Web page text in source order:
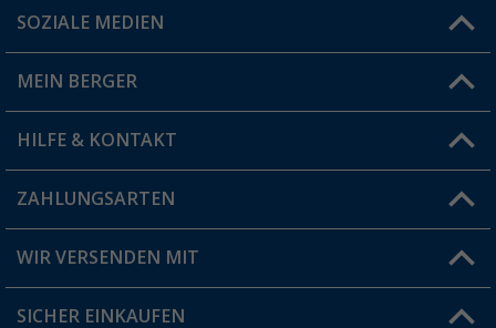
Du hast eine Frage?
Filiale finden
SOZIALE MEDIEN
MEIN BERGER
Vorteilskarte
Blog
Jobs & Karriere
HILFE & KONTAKT
FAQ & Kontakt
Versandinformationen
ZAHLUNGSARTEN
WIR VERSENDEN MIT
SICHER EINKAUFEN